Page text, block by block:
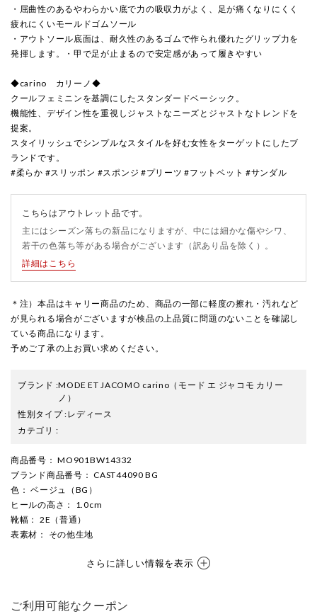
・屈曲性のあるやわらかい底で力の吸収力がよく、足が痛くなりにくく
疲れにくいモールドゴムソール
・アウトソール底面は、耐久性のあるゴムで作られ優れたグリップ力を
発揮します。・甲で足が止まるので安定感があって履きやすい
◆carino カリーノ◆
クールフェミニンを基調にしたスタンダードベーシック。
機能性、デザイン性を重視しジャストなニーズとジャストなトレンドを
提案。
スタイリッシュでシンプルなスタイルを好む女性をターゲットにしたブ
ランドです。
#柔らか #スリッポン #スポンジ #プリーツ #フットベット #サンダル
こちらはアウトレット品です。
主にはシーズン落ちの新品になりますが、中には細かな傷やシワ、
若干の色落ち等がある場合がございます（訳あり品を除く）。
詳細はこちら
＊注）本品はキャリー商品のため、商品の一部に軽度の擦れ・汚れなど
が見られる場合がございますが検品の上品質に問題のないことを確認し
ている商品になります。
予めご了承の上お買い求めください。
ブランド :MODE ET JACOMO carino （モード エ ジャコモ カリー
ノ）
性別タイプ:レディース
カテゴリ :
商品番号 ： MO901BW14332
ブランド商品番号 ： CAST44090 BG
色 ： ベージュ（BG）
ヒールの高さ ： 1.0cm
靴幅 ： 2E（普通）
表素材 ： その他生地
さらに詳しい情報を表示
ご利用可能なクーポン